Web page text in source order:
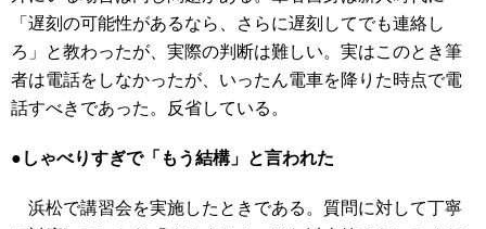
「遅刻の可能性があるなら、さらに遅刻してでも連絡し
ろ」と教わったが、実際の判断は難しい。実はこのとき筆
者は電話をしなかったが、いったん電車を降りた時点で電
話すべきであった。反省している。
●しゃべりすぎで「もう結構」と言われた
浜松で講習会を実施したときである。質問に対して丁寧